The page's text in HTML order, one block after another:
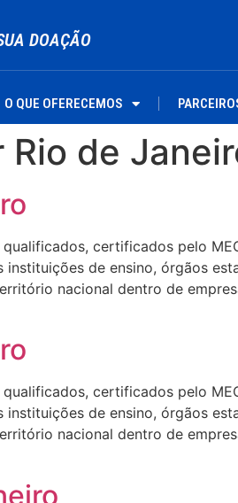
DOAÇÃO
O QUE OFERECEMOS
de
certificados pelo
de ensino, órgãos
nacional dentro de
certificados pelo
de ensino, órgãos
nacional dentro de